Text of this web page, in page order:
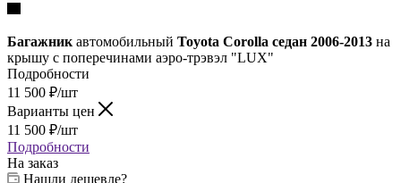
Багажник автомобильный Toyota Corolla седан 2006-2013 на
крышу с поперечинами аэро-трэвэл "LUX"
Подробности
11 500 ₽/шт
Варианты цен
11 500 ₽/шт
Подробности
На заказ
Нашли дешевле?